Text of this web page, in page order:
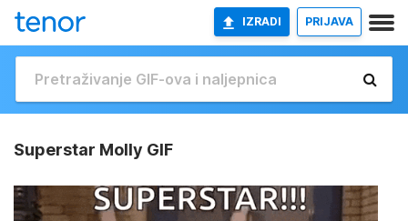
IZRADI PRIJAVA
Superstar Molly GIF